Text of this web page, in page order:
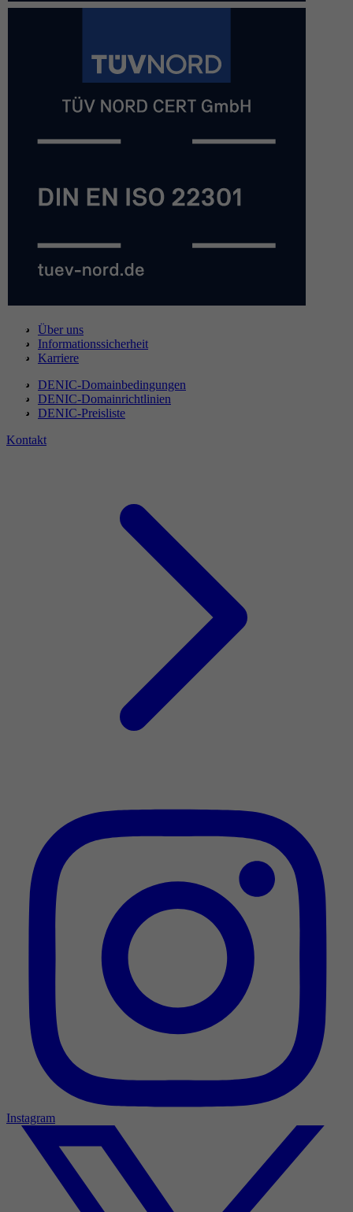
Über uns
Informationssicherheit
Karriere
DENIC-Domainbedingungen
DENIC-Domainrichtlinien
DENIC-Preisliste
Kontakt
Instagram